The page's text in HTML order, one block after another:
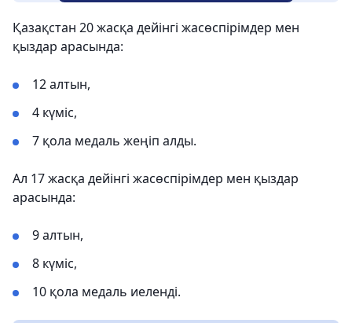
Қазақстан 20 жасқа дейінгі жасөспірімдер мен
қыздар арасында:
12 алтын,
4 күміс,
7 қола медаль жеңіп алды.
Ал 17 жасқа дейінгі жасөспірімдер мен қыздар
арасында:
9 алтын,
8 күміс,
10 қола медаль иеленді.